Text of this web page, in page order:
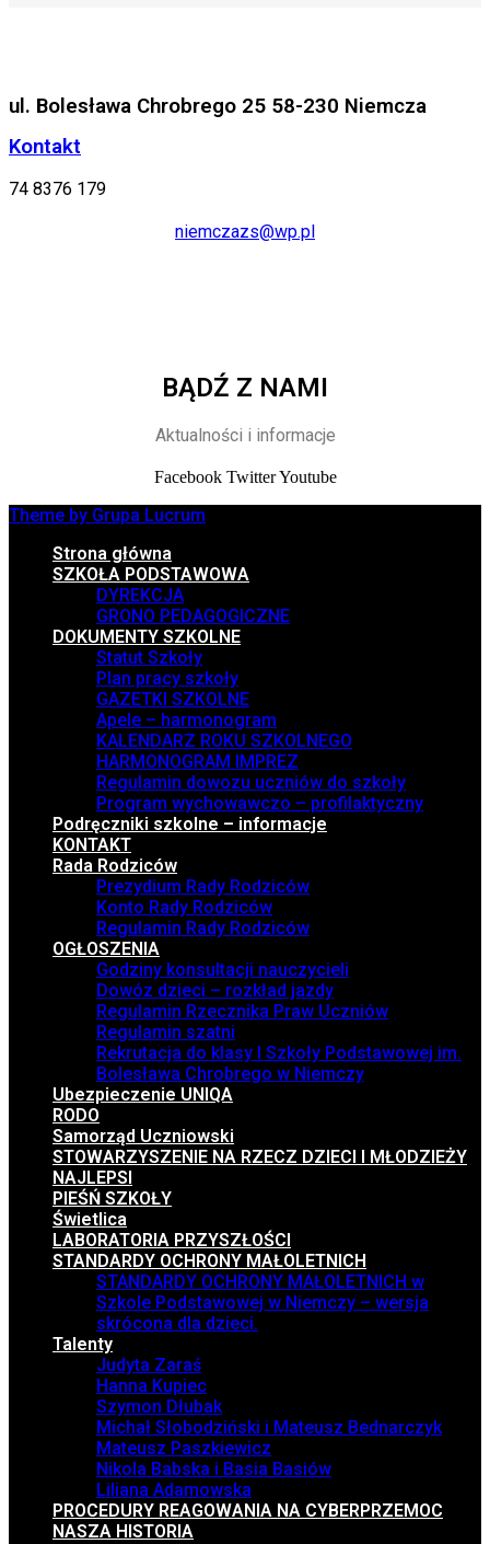
ul. Bolesława Chrobrego 25 58-230 Niemcza
Kontakt
74 8376 179
niemczazs@wp.pl
BĄDŹ Z NAMI
Aktualności i informacje
Facebook Twitter Youtube
Theme by Grupa Lucrum
Strona główna
SZKOŁA PODSTAWOWA
DYREKCJA
GRONO PEDAGOGICZNE
DOKUMENTY SZKOLNE
Statut Szkoły
Plan pracy szkoły
GAZETKI SZKOLNE
Apele – harmonogram
KALENDARZ ROKU SZKOLNEGO
HARMONOGRAM IMPREZ
Regulamin dowozu uczniów do szkoły
Program wychowawczo – profilaktyczny
Podręczniki szkolne – informacje
KONTAKT
Rada Rodziców
Prezydium Rady Rodziców
Konto Rady Rodziców
Regulamin Rady Rodziców
OGŁOSZENIA
Godziny konsultacji nauczycieli
Dowóz dzieci – rozkład jazdy
Regulamin Rzecznika Praw Uczniów
Regulamin szatni
Rekrutacja do klasy I Szkoły Podstawowej im.
Bolesława Chrobrego w Niemczy
Ubezpieczenie UNIQA
RODO
Samorząd Uczniowski
STOWARZYSZENIE NA RZECZ DZIECI I MŁODZIEŻY
NAJLEPSI
PIEŚŃ SZKOŁY
Świetlica
LABORATORIA PRZYSZŁOŚCI
STANDARDY OCHRONY MAŁOLETNICH
STANDARDY OCHRONY MAŁOLETNICH w
Szkole Podstawowej w Niemczy – wersja
skrócona dla dzieci.
Talenty
Judyta Zaraś
Hanna Kupiec
Szymon Dłubak
Michał Słobodziński i Mateusz Bednarczyk
Mateusz Paszkiewicz
Nikola Babska i Basia Basiów
Liliana Adamowska
PROCEDURY REAGOWANIA NA CYBERPRZEMOC
NASZA HISTORIA